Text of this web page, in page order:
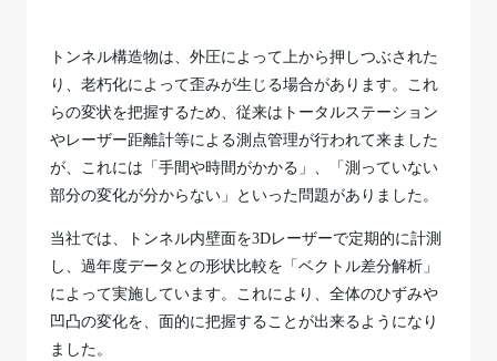
トンネル構造物は、外圧によって上から押しつぶされた
り、老朽化によって歪みが生じる場合があります。これ
らの変状を把握するため、従来はトータルステーション
やレーザー距離計等による測点管理が行われて来ました
が、これには「手間や時間がかかる」、「測っていない
部分の変化が分からない」といった問題がありました。
当社では、トンネル内壁面を3Dレーザーで定期的に計測
し、過年度データとの形状比較を「ベクトル差分解析」
によって実施しています。これにより、全体のひずみや
凹凸の変化を、面的に把握することが出来るようになり
ました。